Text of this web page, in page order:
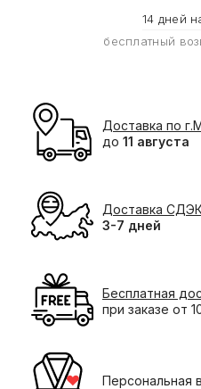
14 дней
бесплатный
Доставка по
до 11 августа
Доставка
3-7 дней
Бесплатная
при заказе от
Персональная